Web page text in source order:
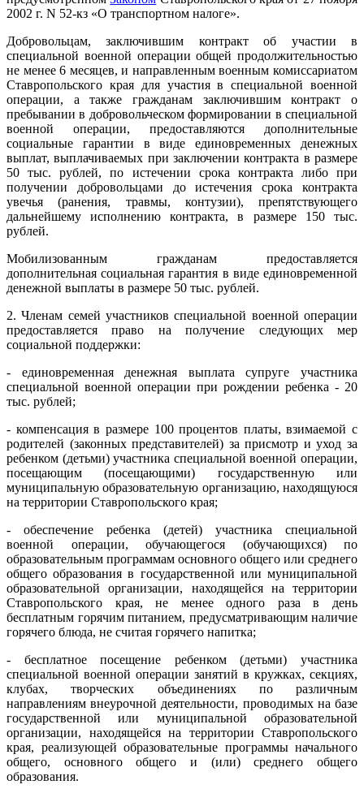
2002 г. N 52-кз «О транспортном налоге».
Добровольцам, заключившим контракт об участии в
специальной военной операции общей продолжительностью
не менее 6 месяцев, и направленным военным комиссариатом
Ставропольского края для участия в специальной военной
операции, а также гражданам заключившим контракт о
пребывании в добровольческом формировании в специальной
военной операции, предоставляются дополнительные
социальные гарантии в виде единовременных денежных
выплат, выплачиваемых при заключении контракта в размере
50 тыс. рублей, по истечении срока контракта либо при
получении добровольцами до истечения срока контракта
увечья (ранения, травмы, контузии), препятствующего
дальнейшему исполнению контракта, в размере 150 тыс.
рублей.
Мобилизованным гражданам предоставляется
дополнительная социальная гарантия в виде единовременной
денежной выплаты в размере 50 тыс. рублей.
2. Членам семей участников специальной военной операции
предоставляется право на получение следующих мер
социальной поддержки:
- единовременная денежная выплата супруге участника
специальной военной операции при рождении ребенка - 20
тыс. рублей;
- компенсация в размере 100 процентов платы, взимаемой с
родителей (законных представителей) за присмотр и уход за
ребенком (детьми) участника специальной военной операции,
посещающим (посещающими) государственную или
муниципальную образовательную организацию, находящуюся
на территории Ставропольского края;
- обеспечение ребенка (детей) участника специальной
военной операции, обучающегося (обучающихся) по
образовательным программам основного общего или среднего
общего образования в государственной или муниципальной
образовательной организации, находящейся на территории
Ставропольского края, не менее одного раза в день
бесплатным горячим питанием, предусматривающим наличие
горячего блюда, не считая горячего напитка;
- бесплатное посещение ребенком (детьми) участника
специальной военной операции занятий в кружках, секциях,
клубах, творческих объединениях по различным
направлениям внеурочной деятельности, проводимых на базе
государственной или муниципальной образовательной
организации, находящейся на территории Ставропольского
края, реализующей образовательные программы начального
общего, основного общего и (или) среднего общего
образования.